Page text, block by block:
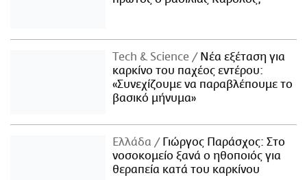
Τech & Science
Νέα εξέταση για
καρκίνο του παχέος εντέρου:
«Συνεχίζουμε να παραβλέπουμε το
βασικό μήνυμα»
Ελλάδα
Γιώργος Παράσχος: Στο
νοσοκομείο ξανά ο ηθοποιός για
θεραπεία κατά του καρκίνου